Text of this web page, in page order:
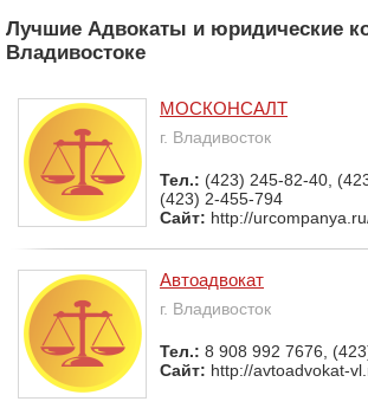
Лучшие Адвокаты и юридические
Владивостоке
МОСКОНСАЛТ
г. Владивосток
Тел.: (423) 245-82-40,
(423) 2-455-794
Сайт: http://
Автоадвокат
г. Владивосток
Тел.: 8 908 992 7676,
Сайт: http://avtoadvokat-